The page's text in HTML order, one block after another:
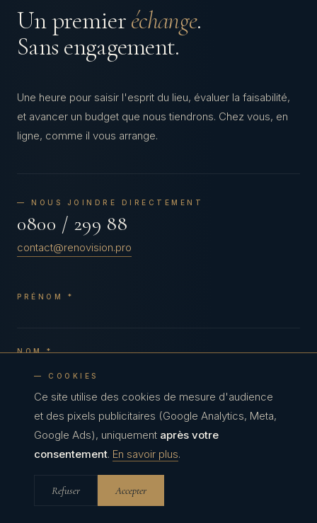
Un premieréchange.
Sans engagement.
Une heure pour saisir l'esprit du lieu, évaluer la faisabilité,
et avancer un budget que nous tiendrons. Chez vous, en
ligne, comme il vous arrange.
— NOUS JOINDRE DIRECTEMENT
0800 / 299 88
contact@renovision.pro
PRÉNOM *
NOM *
TÉLÉPHONE
— COOKIES
Ce site utilise des cookies de mesure d'audience
et des pixels publicitaires (Google Analytics, Meta,
Google Ads), uniquement après votre
consentement. En savoir plus.
Refuser Accepter